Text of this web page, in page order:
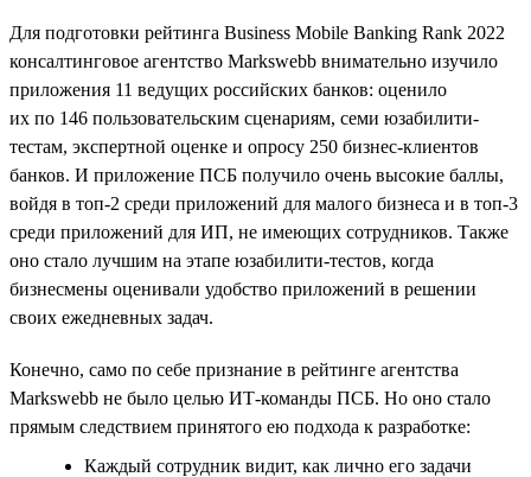
Для подготовки рейтинга Business Mobile Banking Rank 2022
консалтинговое агентство Markswebb внимательно изучило
приложения 11 ведущих российских банков: оценило
их по 146 пользовательским сценариям, семи юзабилити-
тестам, экспертной оценке и опросу 250 бизнес-клиентов
банков. И приложение ПСБ получило очень высокие баллы,
войдя в топ-2 среди приложений для малого бизнеса и в топ-3
среди приложений для ИП, не имеющих сотрудников. Также
оно стало лучшим на этапе юзабилити-тестов, когда
бизнесмены оценивали удобство приложений в решении
своих ежедневных задач.
Конечно, само по себе признание в рейтинге агентства
Markswebb не было целью ИТ-команды ПСБ. Но оно стало
прямым следствием принятого ею подхода к разработке:
Каждый сотрудник видит, как лично его задачи